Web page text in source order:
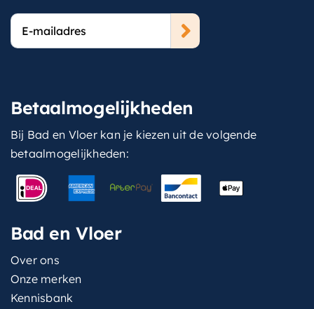
E-
mailadres
Betaalmogelijkheden
Bij Bad en Vloer kan je kiezen uit de volgende
betaalmogelijkheden:
Bad en Vloer
Over ons
Onze merken
Kennisbank